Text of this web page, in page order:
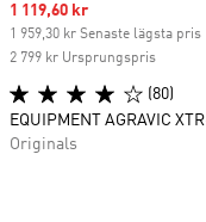
Sale price
1 119,60 kr
1 959,30 kr Senaste lägsta pris
2 799 kr Ursprungspris
(80)
EQUIPMENT AGRAVIC
Originals